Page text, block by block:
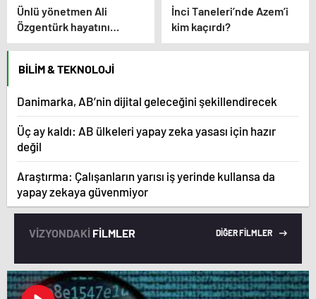
Ünlü yönetmen Ali
Özgentürk hayatını
kaybetti
İnci Taneleri’nde Azem’i
kim kaçırdı?
BILIM & TEKNOLOJI
Danimarka, AB’nin dijital geleceğini şekillendirecek
Üç ay kaldı: AB ülkeleri yapay zeka yasası için hazır
değil
Araştırma: Çalışanların yarısı iş yerinde kullansa da
yapay zekaya güvenmiyor
VİZYONDAKİ FİLMLER DİĞER FİLMLER